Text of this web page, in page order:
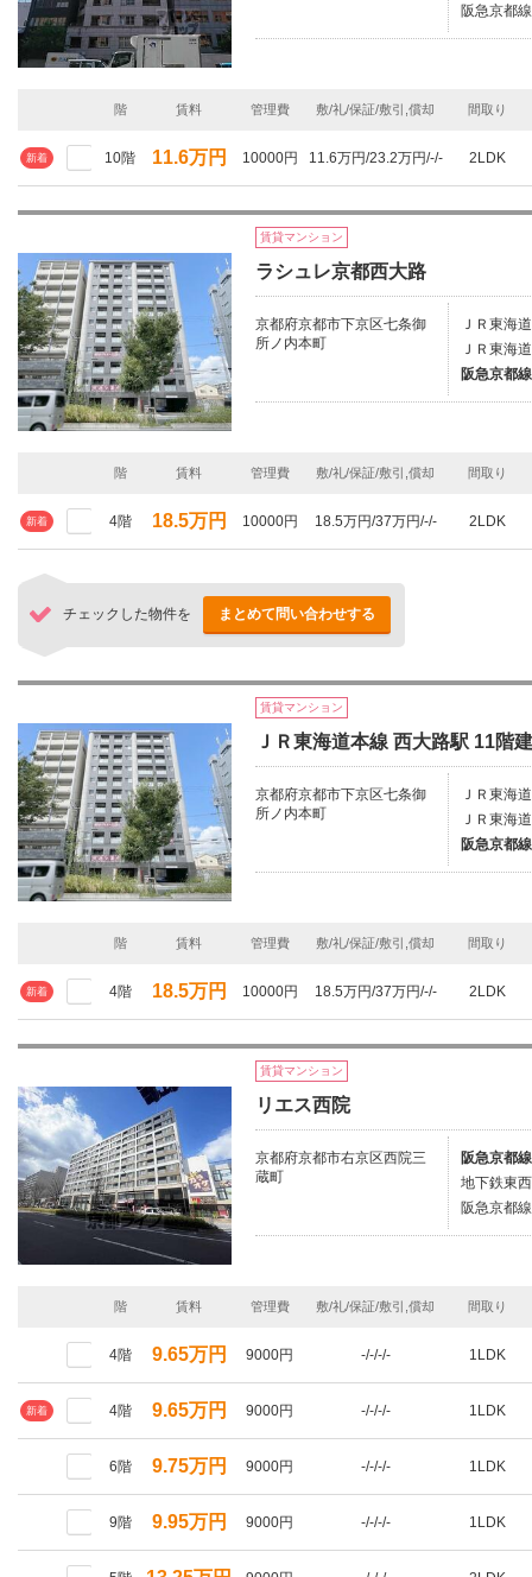
阪急京都
階 賃料 管理費 敷/礼/保証/敷引,償却 間取り
新着 10階 11.6万円 10000円 11.6万円/23.2万円/-/- 2LDK
賃貸マンション
ラシュレ京都西大路
京都府京都市下京区七条御
所ノ内本町
ＪＲ東海
ＪＲ東海
阪急京都
階 賃料 管理費 敷/礼/保証/敷引,償却 間取り
新着 4階 18.5万円 10000円 18.5万円/37万円/-/- 2LDK
チェックした物件を まとめて問い合わせする
賃貸マンション
ＪＲ東海道本線 西大路駅 11階
京都府京都市下京区七条御
所ノ内本町
ＪＲ東海
ＪＲ東海
阪急京都
階 賃料 管理費 敷/礼/保証/敷引,償却 間取り
新着 4階 18.5万円 10000円 18.5万円/37万円/-/- 2LDK
賃貸マンション
リエス西院
京都府京都市右京区西院三
蔵町
阪急京都
地下鉄東
阪急京都
階 賃料 管理費 敷/礼/保証/敷引,償却 間取り
4階 9.65万円 9000円 -/-/-/- 1LDK
新着 4階 9.65万円 9000円 -/-/-/- 1LDK
6階 9.75万円 9000円 -/-/-/- 1LDK
9階 9.95万円 9000円 -/-/-/- 1LDK